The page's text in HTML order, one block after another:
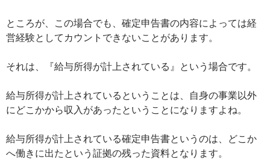
ところが、この場合でも、確定申告書の内容によっては経
営経験としてカウントできないことがあります。
それは、『給与所得が計上されている』という場合です。
給与所得が計上されているということは、自身の事業以外
にどこかから収入があったということになりますよね。
給与所得が計上されている確定申告書というのは、どこか
へ働きに出たという証拠の残った資料となります。